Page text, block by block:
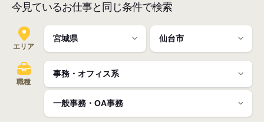
今見ているお仕事と同じ条件で検索
エリア
職種